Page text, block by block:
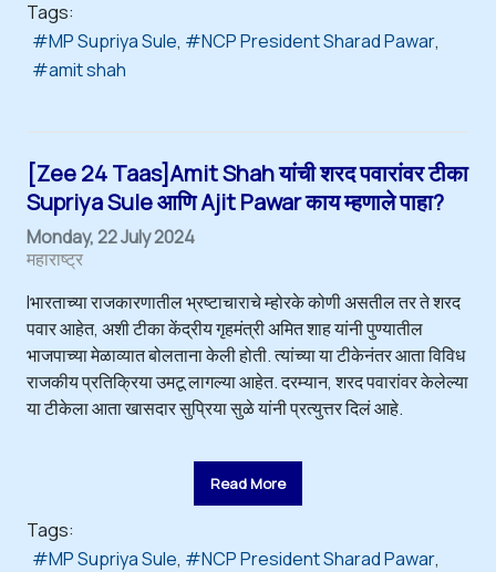
Tags:
MP Supriya Sule
NCP President Sharad Pawar
amit shah
[Zee 24 Taas]Amit Shah यांची शरद पवारांवर टीका
Supriya Sule आणि Ajit Pawar काय म्हणाले पाहा?
Monday, 22 July 2024
महाराष्ट्र
Iभारताच्या राजकारणातील भ्रष्टाचाराचे म्होरके कोणी असतील तर ते शरद
पवार आहेत, अशी टीका केंद्रीय गृहमंत्री अमित शाह यांनी पुण्यातील
भाजपाच्या मेळाव्यात बोलताना केली होती. त्यांच्या या टीकेनंतर आता विविध
राजकीय प्रतिक्रिया उमटू लागल्या आहेत. दरम्यान, शरद पवारांवर केलेल्या
या टीकेला आता खासदार सुप्रिया सुळे यांनी प्रत्युत्तर दिलं आहे.
Read More
Tags:
MP Supriya Sule
NCP President Sharad Pawar